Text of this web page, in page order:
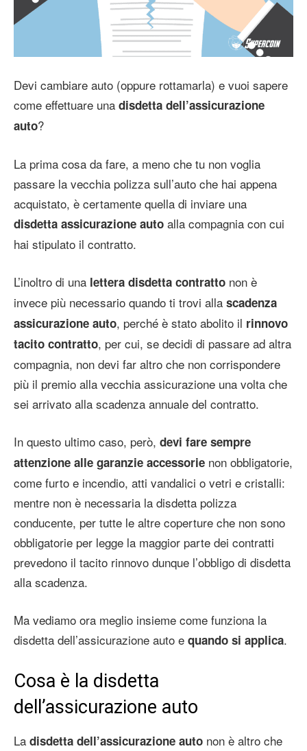
Devi cambiare auto (oppure rottamarla) e vuoi sapere
come effettuare una disdetta dell’assicurazione
auto?
La prima cosa da fare, a meno che tu non voglia
passare la vecchia polizza sull’auto che hai appena
acquistato, è certamente quella di inviare una
disdetta assicurazione auto alla compagnia con cui
hai stipulato il contratto.
L’inoltro di una lettera disdetta contratto non è
invece più necessario quando ti trovi alla scadenza
assicurazione auto, perché è stato abolito il rinnovo
tacito contratto, per cui, se decidi di passare ad altra
compagnia, non devi far altro che non corrispondere
più il premio alla vecchia assicurazione una volta che
sei arrivato alla scadenza annuale del contratto.
In questo ultimo caso, però, devi fare sempre
attenzione alle garanzie accessorie non obbligatorie,
come furto e incendio, atti vandalici o vetri e cristalli:
mentre non è necessaria la disdetta polizza
conducente, per tutte le altre coperture che non sono
obbligatorie per legge la maggior parte dei contratti
prevedono il tacito rinnovo dunque l’obbligo di disdetta
alla scadenza.
Ma vediamo ora meglio insieme come funziona la
disdetta dell’assicurazione auto e quando si applica.
Cosa è la disdetta
dell’assicurazione auto
La disdetta dell’assicurazione auto non è altro che